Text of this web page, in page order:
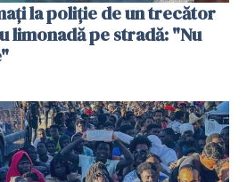
la poliție de un trecător
limonadă pe stradă: "Nu